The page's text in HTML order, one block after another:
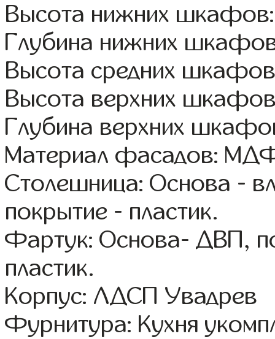
Высота нижних
Глубина нижних
Высота средних
Высота верхних
Глубина верхних
Материал фасадов:
Столешница: Основа -
покрытие - пластик.
Фартук: Основа- ДВП,
пластик.
Корпус: ЛДСП Увадрев
Фурнитура: Кухня